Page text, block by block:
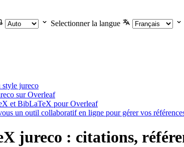
Selectionner la langue
style jureco
sur Overleaf
et BibLaTeX pour Overleaf
un outil collaboratif en ligne pour gérer vos
jureco : citations,